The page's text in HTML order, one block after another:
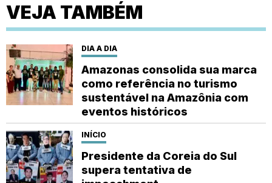
VEJA TAMBÉM
DIA A DIA
Amazonas consolida sua marca
como referência no turismo
sustentável na Amazônia com
eventos históricos
INÍCIO
Presidente da Coreia do Sul
supera tentativa de